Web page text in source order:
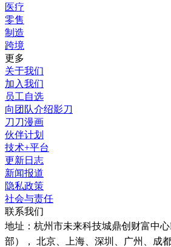
医疗
零售
制造
跨境
更多
关于我们
加入我们
员工自选
向团队介绍影刀
刀刀漫画
伙伴计划
技术+平台
更新日志
新闻报道
隐私政策
社会与责任
联系我们
地址： 杭州市未来科技城鼎创财富中
部）， 北京、上海、深圳、广州、成都